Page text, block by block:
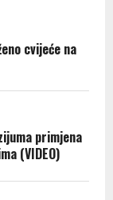
cvijeće na
primjena
(VIDEO)